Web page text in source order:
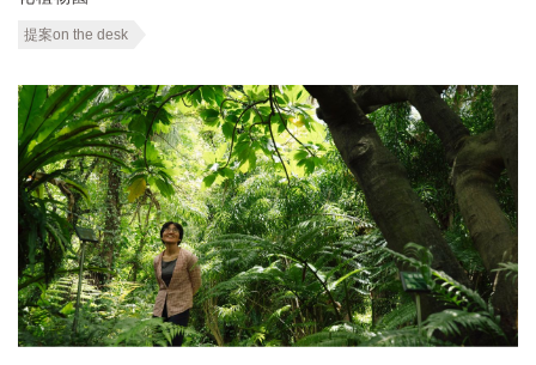
提案on the desk